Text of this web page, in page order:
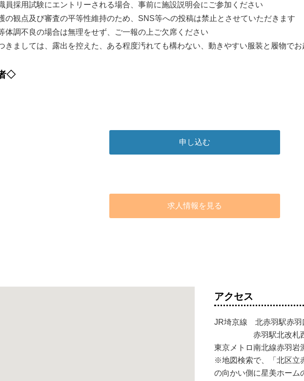
員採用試験にエントリーされる場合、事前に施設説明会にご参加ください
の観点及び審査の平等性維持のため、SNS等への投稿は禁止とさせていただきます
体調不良の場合は無理をせず、ご一報の上ご欠席ください
きましては、露出を控えた、ある程度汚れても構わない、動きやすい服装と履物で
◇
申し込む
求人情報を見る
アクセス
JR埼京線 北赤羽駅赤羽
赤羽駅北改札西
東京メトロ南北線赤羽岩
※地図検索で、「北区立
の向かい側に星美ホーム